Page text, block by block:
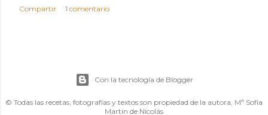
Compartir 1 comentario
Con la tecnología de Blogger
© Todas las recetas, fotografías y textos son propiedad de la autora, Mª Sofía
Martín de Nicolás